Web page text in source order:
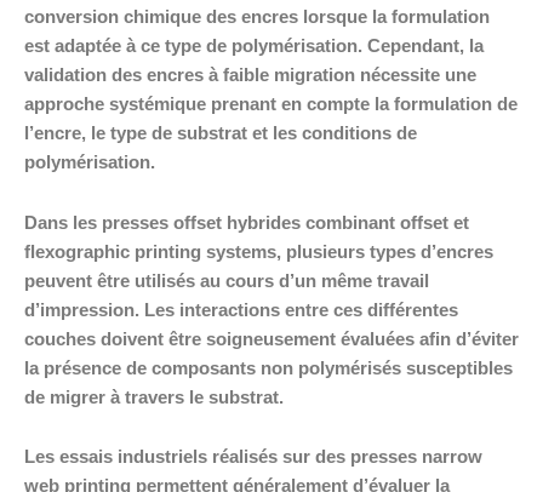
conversion chimique des encres lorsque la formulation
est adaptée à ce type de polymérisation. Cependant, la
validation des encres à faible migration nécessite une
approche systémique prenant en compte la formulation de
l’encre, le type de substrat et les conditions de
polymérisation.
Dans les presses offset hybrides combinant offset et
flexographic printing systems, plusieurs types d’encres
peuvent être utilisés au cours d’un même travail
d’impression. Les interactions entre ces différentes
couches doivent être soigneusement évaluées afin d’éviter
la présence de composants non polymérisés susceptibles
de migrer à travers le substrat.
Les essais industriels réalisés sur des presses narrow
web printing permettent généralement d’évaluer la